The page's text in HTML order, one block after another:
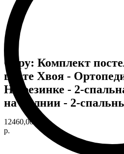
Copy: Комплект
цвете Хвоя -
На резинке - 2-
на молнии - 2-
12460,00
р.